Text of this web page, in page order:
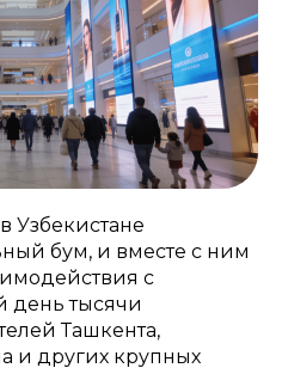
Узбекистане
бум, и вместе с ним
с
день тысячи
Ташкента,
и других крупных